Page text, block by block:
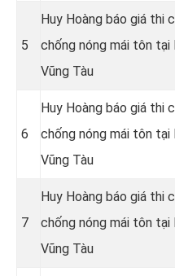
5
Huy Hoàng báo giá thi
chống nóng mái tôn tại
Vũng Tàu
6
Huy Hoàng báo giá thi
chống nóng mái tôn tại
Vũng Tàu
7
Huy Hoàng báo giá thi
chống nóng mái tôn tại
Vũng Tàu